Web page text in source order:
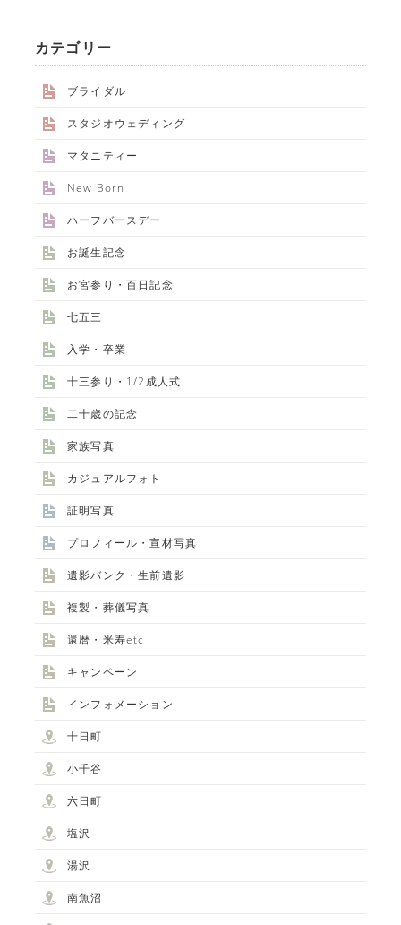
カテゴリー
ブライダル
スタジオウェディング
マタニティー
New Born
ハーフバースデー
お誕生記念
お宮参り・百日記念
七五三
入学・卒業
十三参り・1/2成人式
二十歳の記念
家族写真
カジュアルフォト
証明写真
プロフィール・宣材写真
遺影バンク・生前遺影
複製・葬儀写真
還暦・米寿etc
キャンペーン
インフォメーション
十日町
小千谷
六日町
塩沢
湯沢
南魚沼